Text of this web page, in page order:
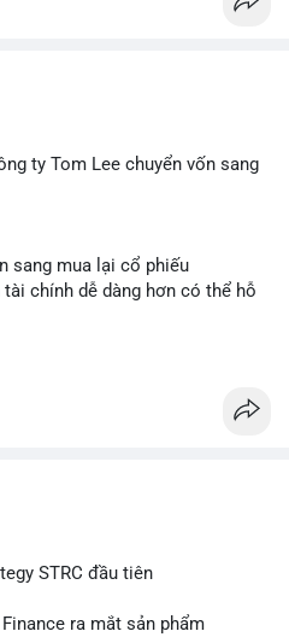
ty Tom Lee chuyển vốn sang
sang mua lại cổ phiếu
chính dễ dàng hơn có thể hỗ
STRC đầu tiên
ra mắt sản phẩm